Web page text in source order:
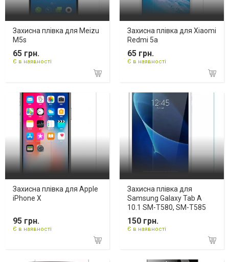
Захисна плівка для Meizu
M5s
65 грн.
Є в наявності
Захисна плівка для Xiaomi
Redmi 5a
65 грн.
Є в наявності
Захисна плівка для Apple
iPhone X
95 грн.
Є в наявності
Захисна плівка для
Samsung Galaxy Tab A
10.1 SM-T580, SM-T585
150 грн.
Є в наявності